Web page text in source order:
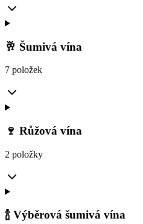
🥂 Šumivá vína
7 položek
🍷 Růžová vína
2 položky
🍾 Výběrová šumivá vína